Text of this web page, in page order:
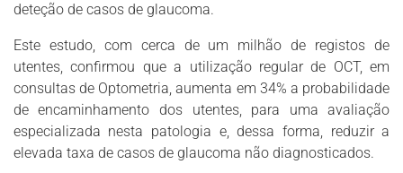
deteção de casos de glaucoma.
Este estudo, com cerca de um milhão de registos de
utentes, confirmou que a utilização regular de OCT, em
consultas de Optometria, aumenta em 34% a probabilidade
de encaminhamento dos utentes, para uma avaliação
especializada nesta patologia e, dessa forma, reduzir a
elevada taxa de casos de glaucoma não diagnosticados.